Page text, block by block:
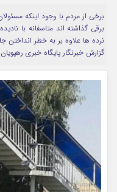
برخی از مردم با وجود اینکه
برقی گذاشته اند متاسفانه با
نرده ها علاوه بر به خطر انداختن
گزارش خبرنگار پایگاه خبری